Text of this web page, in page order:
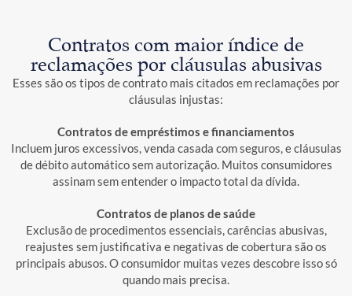
Contratos com maior índice de
reclamações por cláusulas abusivas
Esses são os tipos de contrato mais citados em reclamações por
cláusulas injustas:
Contratos de empréstimos e financiamentos
Incluem juros excessivos, venda casada com seguros, e cláusulas
de débito automático sem autorização. Muitos consumidores
assinam sem entender o impacto total da dívida.
Contratos de planos de saúde
Exclusão de procedimentos essenciais, carências abusivas,
reajustes sem justificativa e negativas de cobertura são os
principais abusos. O consumidor muitas vezes descobre isso só
quando mais precisa.